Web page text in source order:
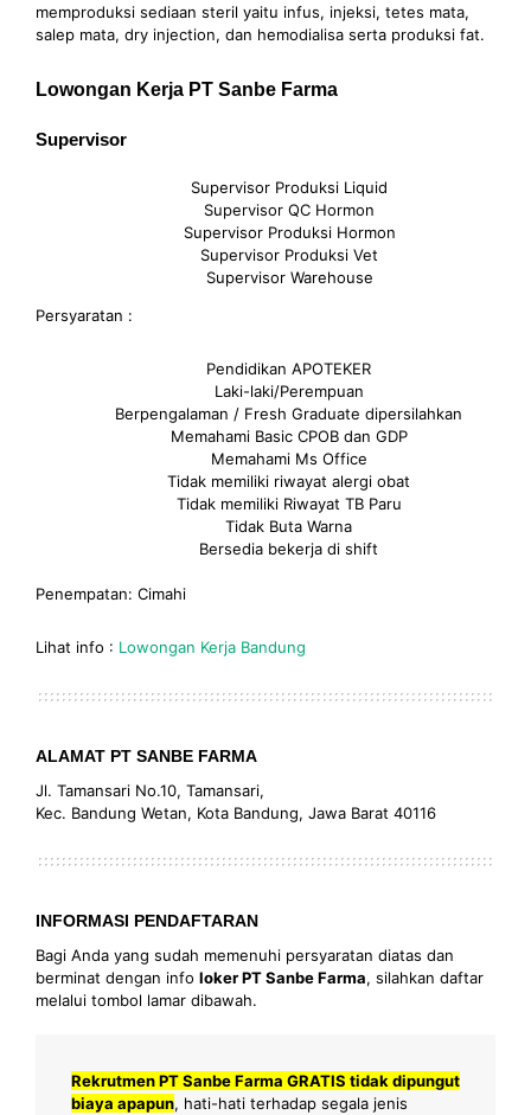
memproduksi sediaan steril yaitu infus, injeksi, tetes mata,
salep mata, dry injection, dan hemodialisa serta produksi fat.
Lowongan Kerja PT Sanbe Farma
Supervisor
Supervisor Produksi Liquid
Supervisor QC Hormon
Supervisor Produksi Hormon
Supervisor Produksi Vet
Supervisor Warehouse
Persyaratan :
Pendidikan APOTEKER
Laki-laki/Perempuan
Berpengalaman / Fresh Graduate dipersilahkan
Memahami Basic CPOB dan GDP
Memahami Ms Office
Tidak memiliki riwayat alergi obat
Tidak memiliki Riwayat TB Paru
Tidak Buta Warna
Bersedia bekerja di shift
Penempatan: Cimahi
Lihat info : Lowongan Kerja Bandung
ALAMAT PT SANBE FARMA
Jl. Tamansari No.10, Tamansari,
Kec. Bandung Wetan, Kota Bandung, Jawa Barat 40116
INFORMASI PENDAFTARAN
Bagi Anda yang sudah memenuhi persyaratan diatas dan
berminat dengan info loker PT Sanbe Farma, silahkan daftar
melalui tombol lamar dibawah.
Rekrutmen PT Sanbe Farma GRATIS tidak dipungut
biaya apapun, hati-hati terhadap segala jenis